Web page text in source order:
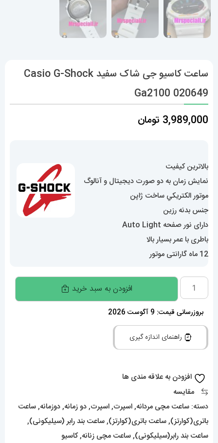
ساعت کاسیو جی شاک سفید Casio G-Shock
Ga2100 020649
3,989,000 تومان
بالاترین کیفیت
نمایش زمان به دو صورت دیجیتال و آنالوگ
موتور الکتريکي ساخت ژاپن
جنس بدنه رزین
دارای نور صفحه Auto Light
باطری با عمر بسیار بالا
12 ماه گارانتی موتور
ساعت
کاسیو
جی
شاک
G-
Shock
020649
عدد
افزودن به سبد خرید
بروزرسانی قیمت: 9 آگوست 2026
راهنمای اندازه گیری
افزودن به علاقه مندی ها
مقایسه
دسته: ساعت مچی مردانه,اسپرت,اسپرت,دو زمانه,دوزمانه,ساعت
باتری(کوارتز),ساعت باتری(کوارتز),ساعت بند رابر (سیلیکونی),
ساعت بند رابر(سیلیکونی),ساعت مچی زنانه,کاسیو